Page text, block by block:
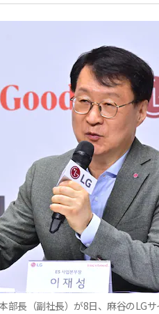
部長（副社長）が8日、麻谷のLG